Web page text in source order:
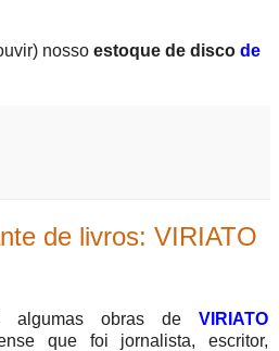
nosso estoque de disco de
de livros: VIRIATO
algumas obras de VIRIATO
que foi jornalista, escritor,